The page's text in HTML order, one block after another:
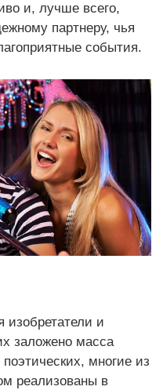
и, лучше всего,
партнеру, чья
события.
и
заложено масса
многие из
реализованы в